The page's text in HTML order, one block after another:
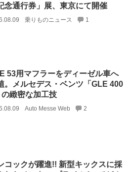
念通行券」展、東京にて開催
乗りものニュース 1
53用マフラーをディーゼル車へ
。メルセデス・ベンツ「GLE 400
緻密な加工技
Auto Messe Web 2
コックが躍進!! 新型キックスに採